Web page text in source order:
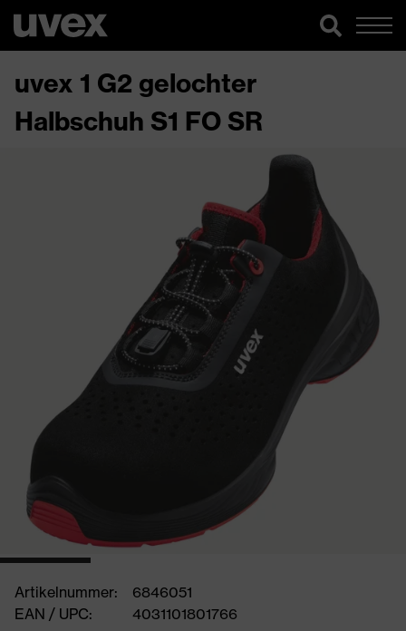
uvex 1 G2 gelochter
Halbschuh S1 FO SR
Artikelnummer:
6846051
EAN / UPC:
4031101801766